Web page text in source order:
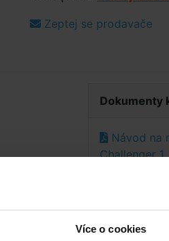
Více o cookies
Zeptej se prodavače
Dokumenty
Návod na
Challenger